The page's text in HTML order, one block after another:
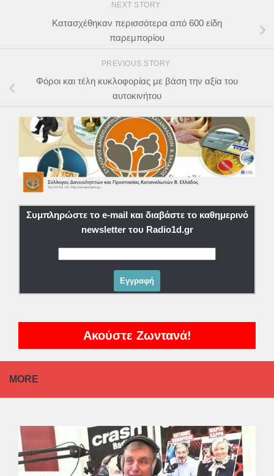
NEXT STORY
Κατασχέθηκαν περισσότερα από 600 είδη
παρεμπορίου
PREVIOUS STORY
Φόροι και τέλη κυκλοφορίας με βάση την αξία του
αυτοκινήτου
Συμπληρώστε το e-mail και διαβάστε το καθημερινό
newsletter του Radio1d.gr
Ακούστε Ζωντανά!
MORE